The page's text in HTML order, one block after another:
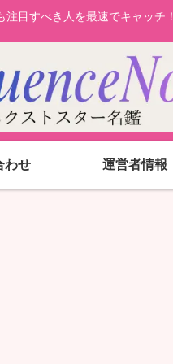
注目すべき人を最速でキャッチ！
わせ 運営者情報